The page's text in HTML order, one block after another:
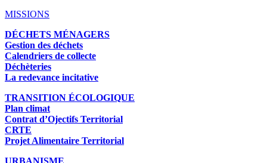
MISSIONS
DÉCHETS MÉNAGERS
Gestion des déchets
Calendriers de collecte
Déchèteries
La redevance incitative
TRANSITION ÉCOLOGIQUE
Plan climat
Contrat d’Ojectifs Territorial
CRTE
Projet Alimentaire Territorial